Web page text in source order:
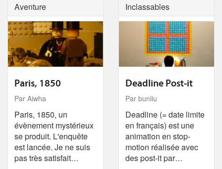
Aventure
Paris, 1850
Par Aiwha
Paris, 1850, un
évènement mystérieux
se produit. L'enquête
est lancée. Je ne suis
pas très satisfait…
Inclassables
Deadline Post-it
Par bunliu
Deadline (= date limite
en français) est une
animation en stop-
motion réalisée avec
des post-it par…